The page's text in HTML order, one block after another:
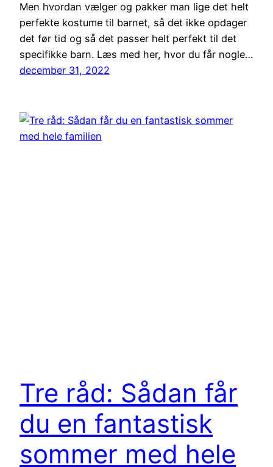
Men hvordan vælger og pakker man lige det helt
perfekte kostume til barnet, så det ikke opdager
det før tid og så det passer helt perfekt til det
specifikke barn. Læs med her, hvor du får nogle…
december 31, 2022
Tre råd: Sådan får
du en fantastisk
sommer med hele